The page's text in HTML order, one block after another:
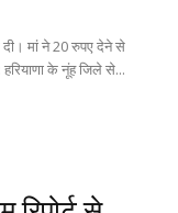
दी। मां ने 20 रुपए देने से
था, जिस वजह से बेटे ने गुस्से में ये कदम उठाया। नूंह: हरियाणा के नूंह जिले से...